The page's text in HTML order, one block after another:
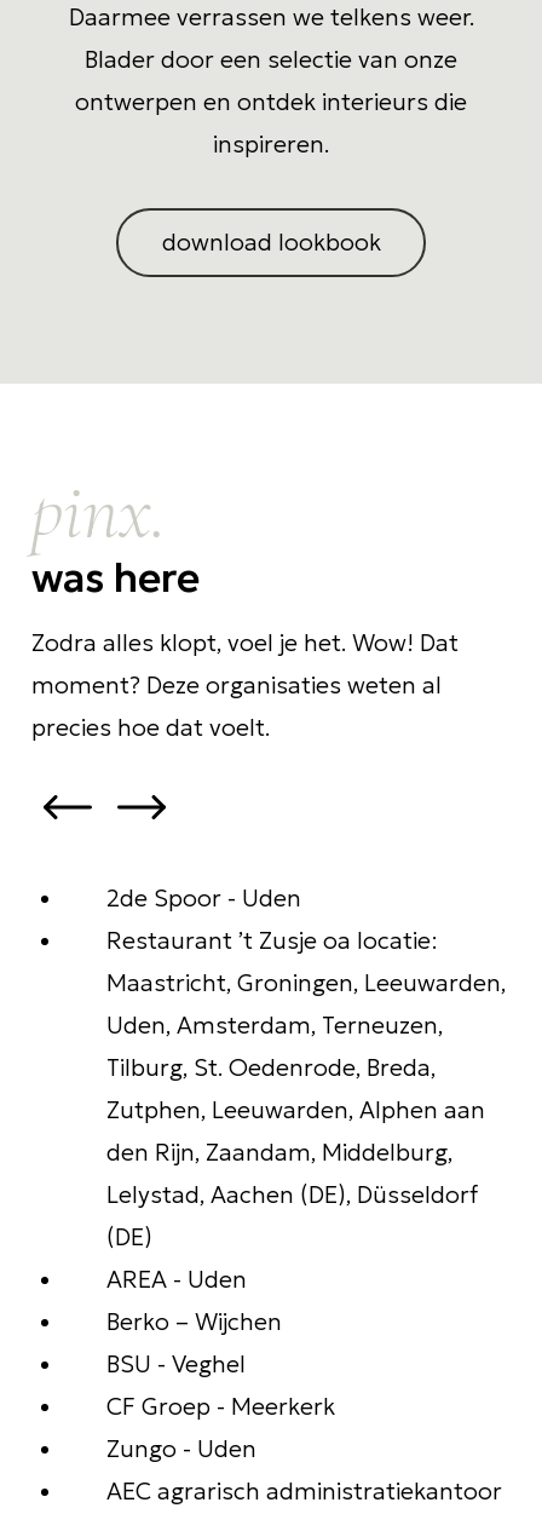
Daarmee verrassen we telkens weer.
Blader door een selectie van onze
ontwerpen en ontdek interieurs die
inspireren.
download lookbook
pinx.
was here
Zodra alles klopt, voel je het. Wow! Dat
moment? Deze organisaties weten al
precies hoe dat voelt.
2de Spoor - Uden
Restaurant ’t Zusje oa locatie:
Maastricht, Groningen, Leeuwarden,
Uden, Amsterdam, Terneuzen,
Tilburg, St. Oedenrode, Breda,
Zutphen, Leeuwarden, Alphen aan
den Rijn, Zaandam, Middelburg,
Lelystad, Aachen (DE), Düsseldorf
(DE)
AREA - Uden
Berko – Wijchen
BSU - Veghel
CF Groep - Meerkerk
Zungo - Uden
AEC agrarisch administratiekantoor